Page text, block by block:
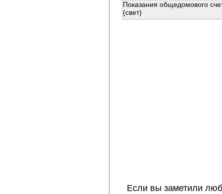
Показания общедомового
(свет)
Если вы заметили